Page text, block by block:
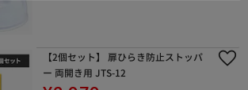
【2個セット】 扉ひらき防止ストッパ
ー 両開き用 JTS-12